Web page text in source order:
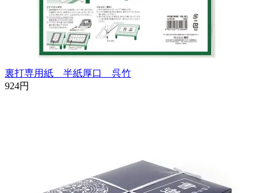
裏打専用紙 半紙厚口 呉竹
924円